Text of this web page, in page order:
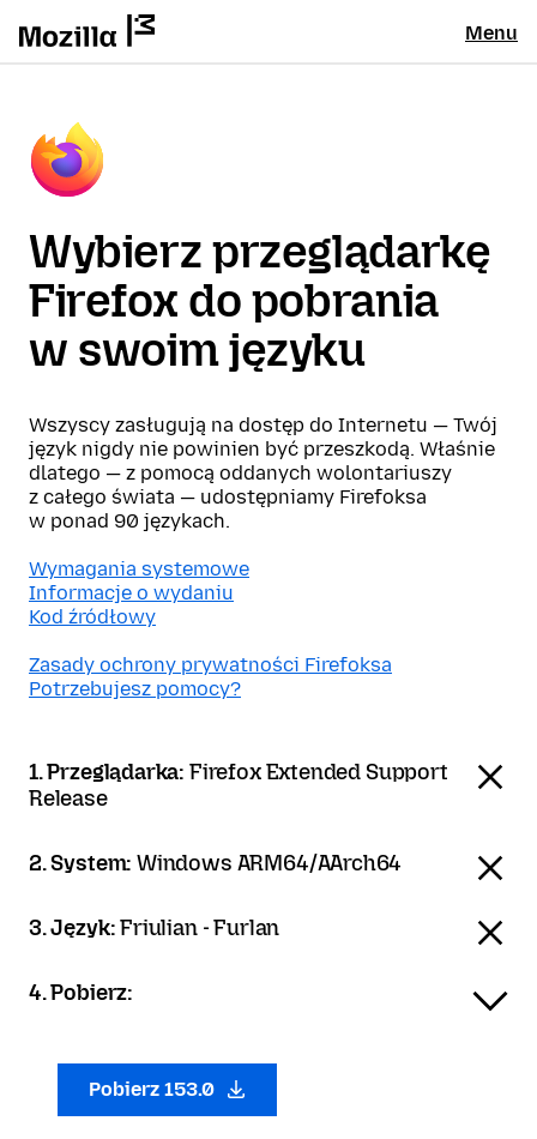
Menu
Wybierz przeglądarkę
Firefox do pobrania
w swoim języku
Wszyscy zasługują na dostęp do Internetu — Twój
język nigdy nie powinien być przeszkodą. Właśnie
dlatego — z pomocą oddanych wolontariuszy
z całego świata — udostępniamy Firefoksa
w ponad 90 językach.
Wymagania systemowe
Informacje o wydaniu
Kod źródłowy
Zasady ochrony prywatności Firefoksa
Potrzebujesz pomocy?
1. Przeglądarka: Firefox Extended Support
Release
2. System:Windows ARM64/AArch64
3. Język:Friulian - Furlan
4. Pobierz:
Pobierz 153.0